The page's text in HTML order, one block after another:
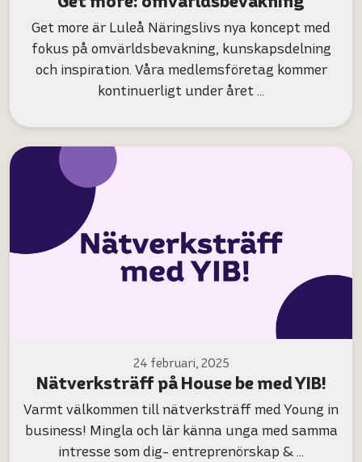
Get more är Luleå Näringslivs nya koncept med
fokus på omvärldsbevakning, kunskapsdelning
och inspiration. Våra medlemsföretag kommer
kontinuerligt under året …
24 februari, 2025
Nätverksträff på House be med YIB!
Varmt välkommen till nätverksträff med Young in
business! Mingla och lär känna unga med samma
intresse som dig- entreprenörskap & …